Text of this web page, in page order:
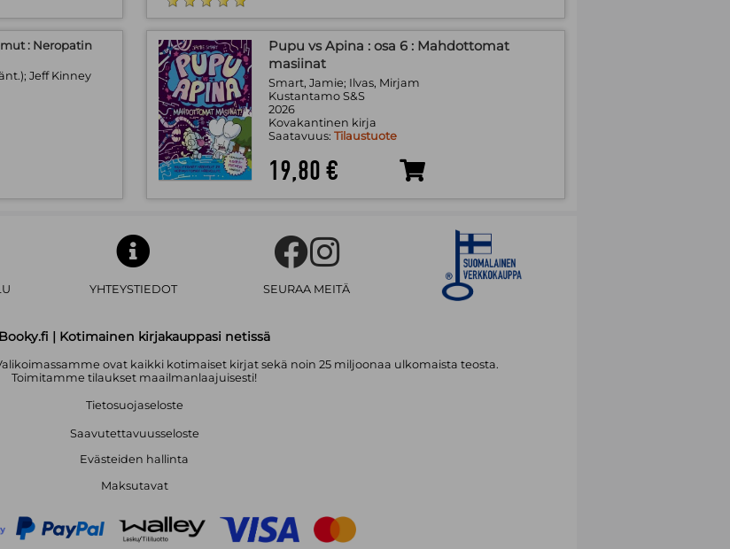
: Neropatin
Jeff Kinney
Pupu vs Apina : osa 6 : Mahdottomat
masiinat
Smart, Jamie; Ilvas, Mirjam
Kustantamo S&S
2026
Kovakantinen kirja
Saatavuus:Tilaustuote
19,80 €
YHTEYSTIEDOT SEURAA MEITÄ
Booky.fi | Kotimainen kirjakauppasi netissä
ovat kaikki kotimaiset kirjat sekä noin 25 miljoonaa ulkomaista teosta.
Toimitamme tilaukset maailmanlaajuisesti!
Tietosuojaseloste
Saavutettavuusseloste
Evästeiden hallinta
Maksutavat